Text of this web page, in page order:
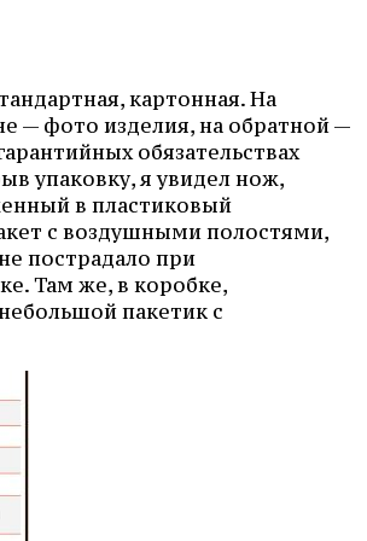
картонная. На
— фото изделия, на обратной —
обязательствах
упаковку, я увидел нож,
в пластиковый
с воздушными полостями,
пострадало при
Там же, в коробке,
пакетик с